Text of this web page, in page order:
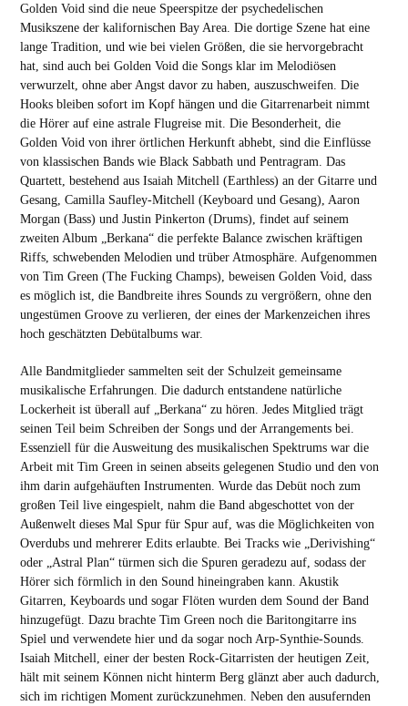
Golden Void sind die neue Speerspitze der psychedelischen
Musikszene der kalifornischen Bay Area. Die dortige Szene hat eine
lange Tradition, und wie bei vielen Größen, die sie hervorgebracht
hat, sind auch bei Golden Void die Songs klar im Melodiösen
verwurzelt, ohne aber Angst davor zu haben, auszuschweifen. Die
Hooks bleiben sofort im Kopf hängen und die Gitarrenarbeit nimmt
die Hörer auf eine astrale Flugreise mit. Die Besonderheit, die
Golden Void von ihrer örtlichen Herkunft abhebt, sind die Einflüsse
von klassischen Bands wie Black Sabbath und Pentragram. Das
Quartett, bestehend aus Isaiah Mitchell (Earthless) an der Gitarre und
Gesang, Camilla Saufley-Mitchell (Keyboard und Gesang), Aaron
Morgan (Bass) und Justin Pinkerton (Drums), findet auf seinem
zweiten Album „Berkana“ die perfekte Balance zwischen kräftigen
Riffs, schwebenden Melodien und trüber Atmosphäre. Aufgenommen
von Tim Green (The Fucking Champs), beweisen Golden Void, dass
es möglich ist, die Bandbreite ihres Sounds zu vergrößern, ohne den
ungestümen Groove zu verlieren, der eines der Markenzeichen ihres
hoch geschätzten Debütalbums war.
Alle Bandmitglieder sammelten seit der Schulzeit gemeinsame
musikalische Erfahrungen. Die dadurch entstandene natürliche
Lockerheit ist überall auf „Berkana“ zu hören. Jedes Mitglied trägt
seinen Teil beim Schreiben der Songs und der Arrangements bei.
Essenziell für die Ausweitung des musikalischen Spektrums war die
Arbeit mit Tim Green in seinen abseits gelegenen Studio und den von
ihm darin aufgehäuften Instrumenten. Wurde das Debüt noch zum
großen Teil live eingespielt, nahm die Band abgeschottet von der
Außenwelt dieses Mal Spur für Spur auf, was die Möglichkeiten von
Overdubs und mehrerer Edits erlaubte. Bei Tracks wie „Derivishing“
oder „Astral Plan“ türmen sich die Spuren geradezu auf, sodass der
Hörer sich förmlich in den Sound hineingraben kann. Akustik
Gitarren, Keyboards und sogar Flöten wurden dem Sound der Band
hinzugefügt. Dazu brachte Tim Green noch die Baritongitarre ins
Spiel und verwendete hier und da sogar noch Arp-Synthie-Sounds.
Isaiah Mitchell, einer der besten Rock-Gitarristen der heutigen Zeit,
hält mit seinem Können nicht hinterm Berg glänzt aber auch dadurch,
sich im richtigen Moment zurückzunehmen. Neben den ausufernden